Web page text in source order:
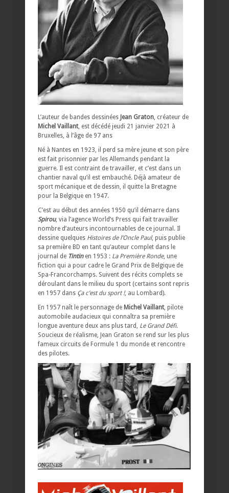
L’auteur de bandes dessinées Jean Graton , créateur de
Michel Vaillant , est décédé jeudi 21 janvier 2021 à
Bruxelles, à l’âge de 97 ans
Né à Nantes en 1923, il perd sa mère jeune et son père
est fait prisonnier par les Allemands pendant la
guerre. Il est contraint de travailler, et c’est dans un
chantier naval qu’il est embauché. Déjà amateur de
sport mécanique et de dessin, il quitte la Bretagne
pour la Belgique en 1947.
C’est au début des années 1950 qu’il démarre dans
Spirou, via l’agence World’s Press qui fait travailler
nombre d’auteurs incontournables de ce journal. Il
dessine quelques Histoires de l’Oncle Paul, puis publie
sa première BD en tant qu’auteur complet dans le
journal de Tintinen 1953 : La Première Ronde, une
fiction qui a pour cadre le Grand Prix de Belgique de
Spa-Francorchamps. Suivent des récits complets se
déroulant dans le milieu du sport (certains sont repris
en 1957 dans Ça c’est du sport !, au Lombard).
En 1957 naît le personnage de Michel Vaillant , pilote
automobile audacieux qui connaîtra sa première
longue aventure deux ans plus tard, Le Grand Défi.
Soucieux de réalisme, Jean Graton se rend sur les plus
fameux circuits de Formule 1 du monde et rencontre
des pilotes.